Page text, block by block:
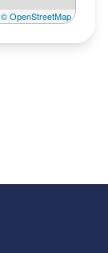
© OpenStreetMap